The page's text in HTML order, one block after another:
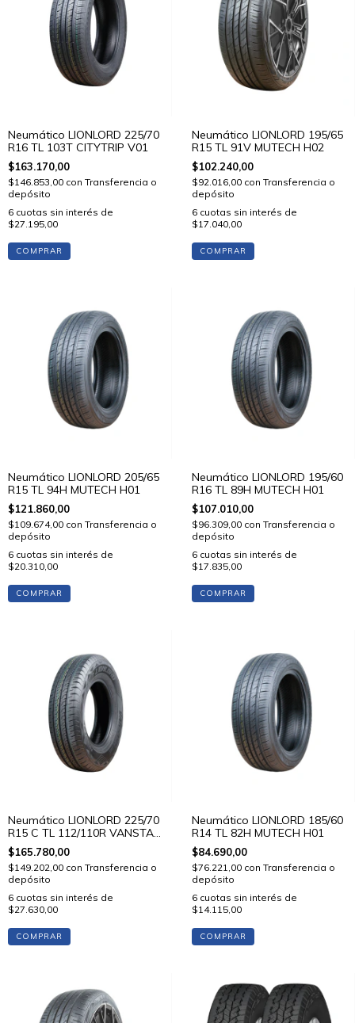
Neumático LIONLORD 225/70
R16 TL 103T CITYTRIP V01
$163.170,00
$146.853,00 con Transferencia o
depósito
6 cuotas sin interés de
$27.195,00
COMPRAR
Neumático LIONLORD 195/65
R15 TL 91V MUTECH H02
$102.240,00
$92.016,00 con Transferencia o
depósito
6 cuotas sin interés de
$17.040,00
COMPRAR
Neumático LIONLORD 205/65
R15 TL 94H MUTECH H01
$121.860,00
$109.674,00 con Transferencia o
depósito
6 cuotas sin interés de
$20.310,00
COMPRAR
Neumático LIONLORD 195/60
R16 TL 89H MUTECH H01
$107.010,00
$96.309,00 con Transferencia o
depósito
6 cuotas sin interés de
$17.835,00
COMPRAR
Neumático LIONLORD 225/70
R15 C TL 112/110R VANSTAR
C01
$165.780,00
$149.202,00 con Transferencia o
depósito
6 cuotas sin interés de
$27.630,00
COMPRAR
Neumático LIONLORD 185/60
R14 TL 82H MUTECH H01
$84.690,00
$76.221,00 con Transferencia o
depósito
6 cuotas sin interés de
$14.115,00
COMPRAR